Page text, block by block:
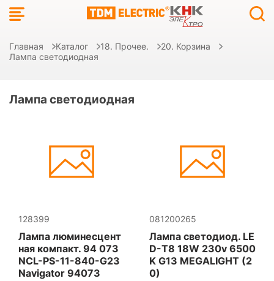
Главная Каталог 18. Прочее.
20. Корзина
Лампа светодиодная
Лампа светодиодная
128399
Лампа люминесцент
ная компакт. 94 073
NCL-PS-11-840-G23
Navigator 94073
081200265
Лампа светодиод. LE
D-T8 18W 230v 6500
K G13 MEGALIGHT (2
0)